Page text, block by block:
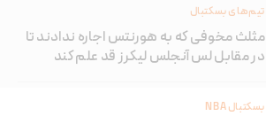
تیم‌های بسکتبال
مثلث مخوفی که به هورنتس اجاره ندادند تا
در مقابل لس آنجلس لیکرز قد علم کند
بسکتبال NBA